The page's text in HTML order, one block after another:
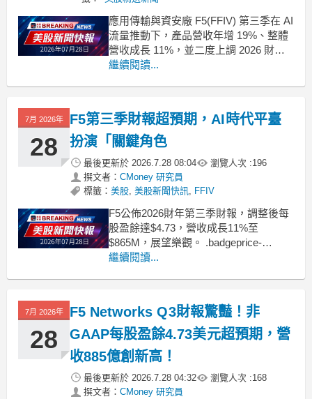
應用傳輸與資安廠 F5(FFIV) 第三季在 AI
流量推動下，產品營收年增 19%、整體
營收成長 11%，並二度上調 2026 財年
展望。然而系統產品強勁帶來短期高毛
繼續閱讀...
7月 2026年
28
F5第三季財報超預期，AI時代平臺
扮演「關鍵角色
最後更新於 2026.7.28 08:04 瀏覽人次 :196
撰文者： CMoney 研究員
標籤： 美股, 美股新聞快訊, FFIV
F5公佈2026財年第三季財報，調整後每
股盈餘達$4.73，營收成長11%至
$865M，展望樂觀。 .badgeprice-
container {
gap: 1rem !important;
繼續閱讀...
7月 2026年
28
F5 Networks Q3財報驚豔！非
GAAP每股盈餘4.73美元超預期，營
收885億創新高！
最後更新於 2026.7.28 04:32 瀏覽人次 :168
撰文者： CMoney 研究員